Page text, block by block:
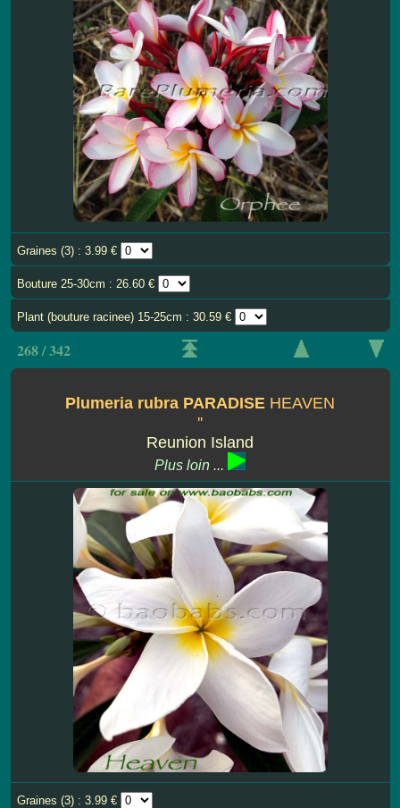
Graines (3) : 3.99 €
Bouture 25-30cm : 26.60 €
Plant (bouture racinee) 15-25cm : 30.59 €
268 / 342
Plumeria rubra PARADISE HEAVEN
''
Reunion Island
Plus loin ...
Graines (3) : 3.99 €